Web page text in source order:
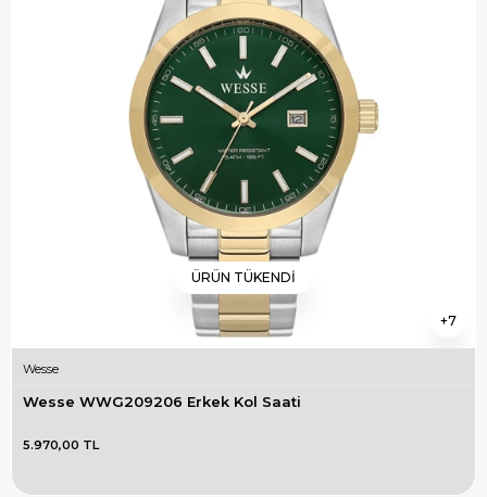
7
ÜRÜN TÜKENDI
Wesse
Wesse WWG209206 Erkek Kol Saati
5.970,00 TL